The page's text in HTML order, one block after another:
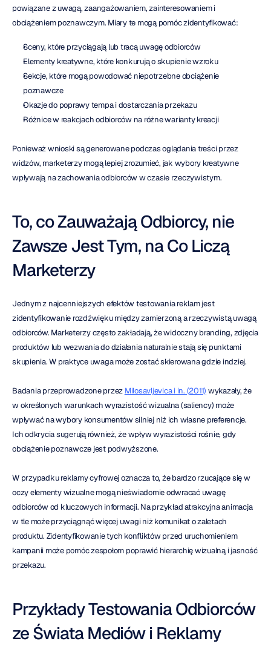
powiązane z uwagą, zaangażowaniem, zainteresowaniem i
obciążeniem poznawczym. Miary te mogą pomóc zidentyfikować:
Sceny, które przyciągają lub tracą uwagę odbiorców
Elementy kreatywne, które konkurują o skupienie wzroku
Sekcje, które mogą powodować niepotrzebne obciążenie
poznawcze
Okazje do poprawy tempa i dostarczania przekazu
Różnice w reakcjach odbiorców na różne warianty kreacji
Ponieważ wnioski są generowane podczas oglądania treści przez
widzów, marketerzy mogą lepiej zrozumieć, jak wybory kreatywne
wpływają na zachowania odbiorców w czasie rzeczywistym.
To, co Zauważają Odbiorcy, nie
Zawsze Jest Tym, na Co Liczą
Marketerzy
Jednym z najcenniejszych efektów testowania reklam jest
zidentyfikowanie rozdźwięku między zamierzoną a rzeczywistą uwagą
odbiorców. Marketerzy często zakładają, że widoczny branding, zdjęcia
produktów lub wezwania do działania naturalnie stają się punktami
skupienia. W praktyce uwaga może zostać skierowana gdzie indziej.
Badania przeprowadzone przez Milosavljevica i in. (2011) wykazały, że
w określonych warunkach wyrazistość wizualna (saliency) może
wpływać na wybory konsumentów silniej niż ich własne preferencje.
Ich odkrycia sugerują również, że wpływ wyrazistości rośnie, gdy
obciążenie poznawcze jest podwyższone.
W przypadku reklamy cyfrowej oznacza to, że bardzo rzucające się w
oczy elementy wizualne mogą nieświadomie odwracać uwagę
odbiorców od kluczowych informacji. Na przykład atrakcyjna animacja
w tle może przyciągnąć więcej uwagi niż komunikat o zaletach
produktu. Zidentyfikowanie tych konfliktów przed uruchomieniem
kampanii może pomóc zespołom poprawić hierarchię wizualną i jasność
przekazu.
Przykłady Testowania Odbiorców
ze Świata Mediów i Reklamy